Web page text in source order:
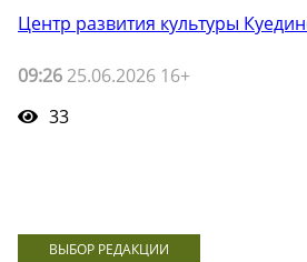
Центр развития культуры
09:26 25.06.2026 16+
33
ВЫБОР РЕДАКЦИИ